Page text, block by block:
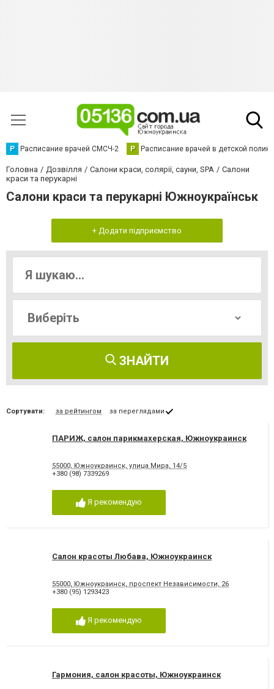
Р Расписание врачей СМСЧ-2 Р Расписание врачей в детской
Головна Дозвілля Салони краси, солярії, сауни, SPA
Салони
краси та перукарні
Салони краси та перукарні Южноукраїнськ
+ Додати підприємство
ЗНАЙТИ
Сортувати: за рейтингом за переглядами
ПАРИЖ, салон парикмахерская, Южноукраинск
55000, Южноукраинск, улица Мира, 14/5
+380 (98) 7339269
Я рекомендую
Салон красоты Любава, Южноукраинск
55000, Южноукраинск, проспект Независимости, 26
+380 (95) 1293423
Я рекомендую
Гармония, салон красоты, Южноукраинск